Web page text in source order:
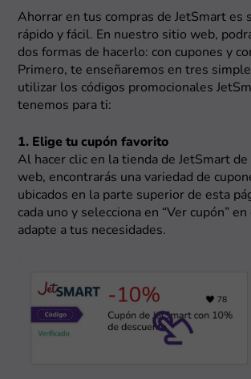
Ahorrar en tus compras de JetSmart es
rápido y fácil. En nuestro sitio web,
dos formas de hacerlo: con cupones y
Primero, te enseñaremos en tres
utilizar los códigos promocionales
tenemos para ti:
1. Elige tu cupón favorito
Al hacer clic en la tienda de JetSmart
web, encontrarás una variedad de
ubicados en la parte superior de esta
cada uno y selecciona en “Ver cupón”
adapte a tus necesidades.